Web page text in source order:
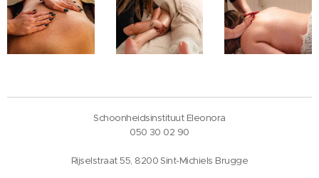
Schoonheidsinstituut Eleonora
050 30 02 90
Rijselstraat 55, 8200 Sint-Michiels Brugge